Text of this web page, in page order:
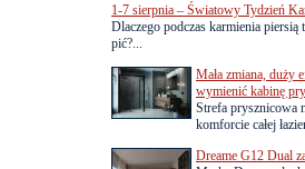
1-7 sierpnia – Światowy Tydzień
Dlaczego podczas karmienia piersią
pić?...
Mała zmiana, duży
wymienić kabinę
Strefa prysznicowa
komforcie całej
Dreame G12 Dual